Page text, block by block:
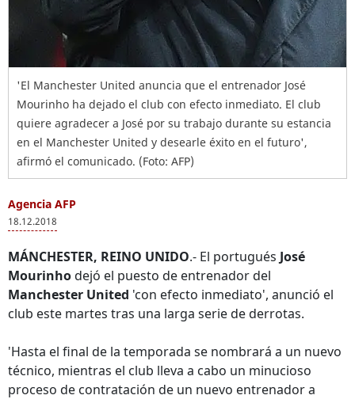
'El Manchester United anuncia que el entrenador José
Mourinho ha dejado el club con efecto inmediato. El club
quiere agradecer a José por su trabajo durante su estancia
en el Manchester United y desearle éxito en el futuro',
afirmó el comunicado. (Foto: AFP)
Agencia AFP
18.12.2018
MÁNCHESTER, REINO UNIDO.- El portugués José
Mourinhodejó el puesto de entrenador del
Manchester United 'con efecto inmediato', anunció el
club este martes tras una larga serie de derrotas.
'Hasta el final de la temporada se nombrará a un nuevo
técnico, mientras el club lleva a cabo un minucioso
proceso de contratación de un nuevo entrenador a